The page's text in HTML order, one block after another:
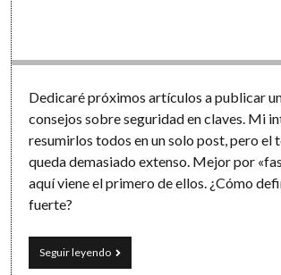
Dedicaré próximos artículos a publicar
consejos sobre seguridad en claves. Mi
resumirlos todos en un solo post, pero el
queda demasiado extenso. Mejor por
aquí viene el primero de ellos. ¿Cómo
fuerte?
Seguir leyendoConsejos
sobre